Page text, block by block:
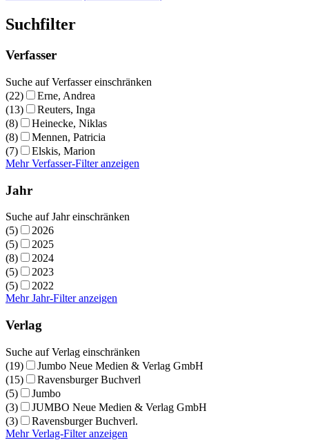
Suchfilter
Verfasser
Suche auf Verfasser einschränken
(22)
Erne, Andrea
(13)
Reuters, Inga
(8)
Heinecke, Niklas
(8)
Mennen, Patricia
(7)
Elskis, Marion
Mehr Verfasser-Filter anzeigen
Jahr
Suche auf Jahr einschränken
(5)
2026
(5)
2025
(8)
2024
(5)
2023
(5)
2022
Mehr Jahr-Filter anzeigen
Verlag
Suche auf Verlag einschränken
(19)
Jumbo Neue Medien & Verlag GmbH
(15)
Ravensburger Buchverl
(5)
Jumbo
(3)
JUMBO Neue Medien & Verlag GmbH
(3)
Ravensburger Buchverl.
Mehr Verlag-Filter anzeigen